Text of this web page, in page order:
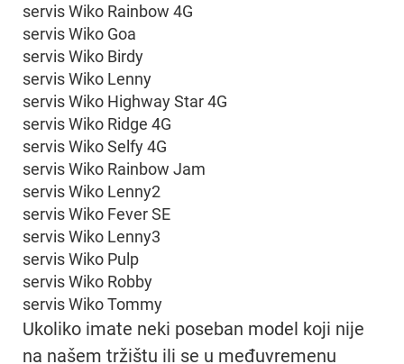
servis Wiko Rainbow 4G
servis Wiko Goa
servis Wiko Birdy
servis Wiko Lenny
servis Wiko Highway Star 4G
servis Wiko Ridge 4G
servis Wiko Selfy 4G
servis Wiko Rainbow Jam
servis Wiko Lenny2
servis Wiko Fever SE
servis Wiko Lenny3
servis Wiko Pulp
servis Wiko Robby
servis Wiko Tommy
Ukoliko imate neki poseban model koji nije
na našem tržištu ili se u međuvremenu